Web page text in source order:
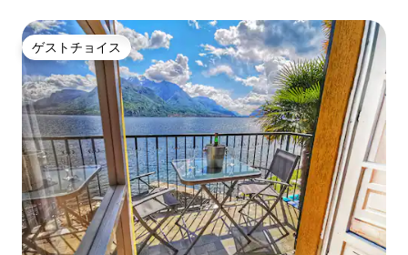
ゲストチョイス
ゲストチョイス